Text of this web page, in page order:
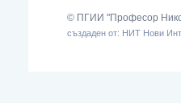
© ПГИИ "Професор
създаден от: НИТ Нови